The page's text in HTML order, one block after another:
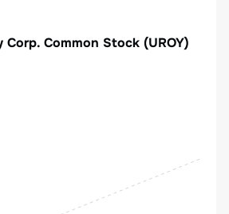
Corp. Common Stock (UROY)